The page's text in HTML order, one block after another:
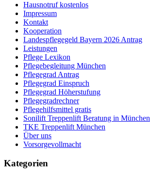
Hausnotruf kostenlos
Impressum
Kontakt
Kooperation
Landespflegegeld Bayern 2026 Antrag
Leistungen
Pflege Lexikon
Pflegebegleitung München
Pflegegrad Antrag
Pflegegrad Einspruch
Pflegegrad Höherstufung
Pflegegradrechner
Pflegehilfsmittel gratis
Sonilift Treppenlift Beratung in München
TKE Treppenlift München
Über uns
Vorsorgevollmacht
Kategorien